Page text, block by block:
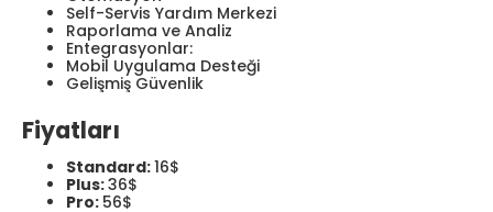
Self-Servis Yardım Merkezi
Raporlama ve Analiz
Entegrasyonlar:
Mobil Uygulama Desteği
Gelişmiş Güvenlik
Fiyatları
Standard:16$
Plus:36$
Pro: 56$